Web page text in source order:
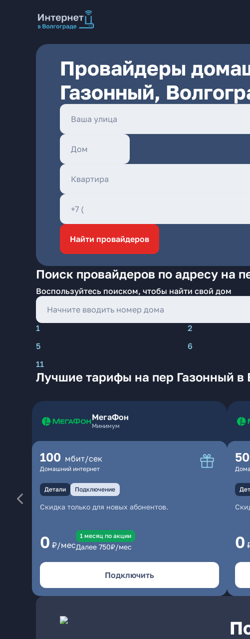
Провайдеры
Газонный,
Найти провайдеров
Поиск провайдеров по адресу на
Воспользуйтесь поиском, чтобы найти свой дом
1 2
5
6
11
Лучшие тарифы на пер Газонный в
МегаФон
Минимум
100 мбит/сек
Домашний интернет
Детали Подключение
Скидка только для новых абонентов.
0 ₽/мес
1 месяц по акции
Далее 750₽/мес
Подключить
0